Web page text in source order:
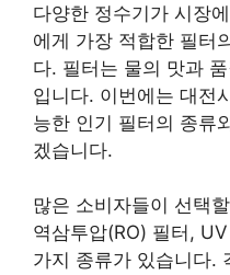
다양한 정수기가 시장
에게 가장 적합한 필터
다. 필터는 물의 맛과
입니다. 이번에는 대전
능한 인기 필터의 종류
겠습니다.
많은 소비자들이 선택
역삼투압(RO) 필터,
가지 종류가 있습니다.